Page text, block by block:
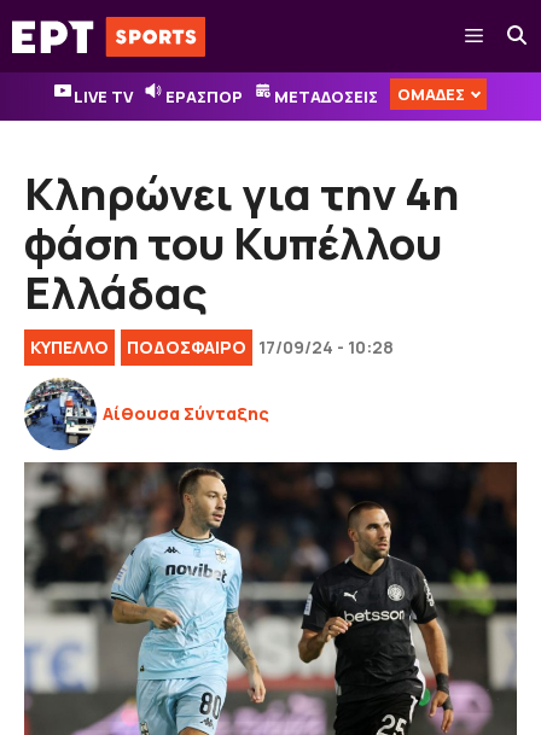
Μετάβαση
σε
περιεχόμενο
Μενού
LIVE TV ΕΡΑΣΠΟΡ ΜΕΤΑΔΟΣΕΙΣ ΟΜΑΔΕΣ
Κληρώνει για την 4η
φάση του Κυπέλλου
Ελλάδας
ΚΎΠΕΛΛΟ ΠΟΔΟΣΦΑΙΡΟ 17/09/24 - 10:28
Αίθουσα Σύνταξης